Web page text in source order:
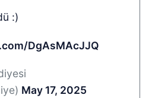
:)
DgAsMAcJJQ
May 17, 2025